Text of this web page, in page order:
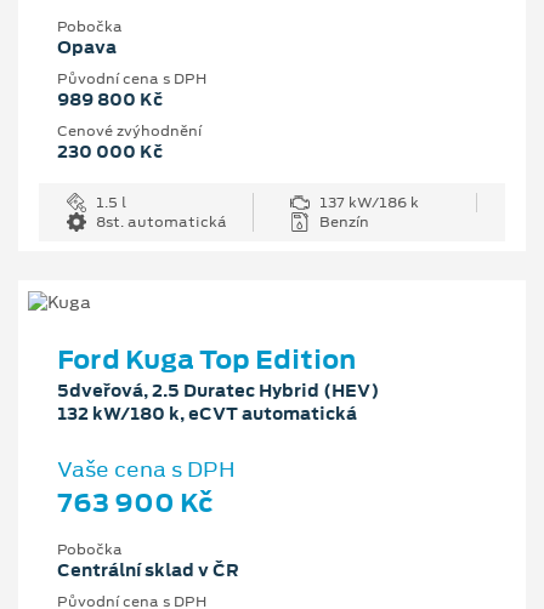
Pobočka
Opava
Původní cena s DPH
989 800 Kč
Cenové zvýhodnění
230 000 Kč
1.5 l
137 kW/186 k
8st. automatická
Benzín
Ford Kuga Top Edition
5dveřová, 2.5 Duratec Hybrid (HEV)
132 kW/180 k, eCVT automatická
Vaše cena s DPH
763 900 Kč
Pobočka
Centrální sklad v ČR
Původní cena s DPH